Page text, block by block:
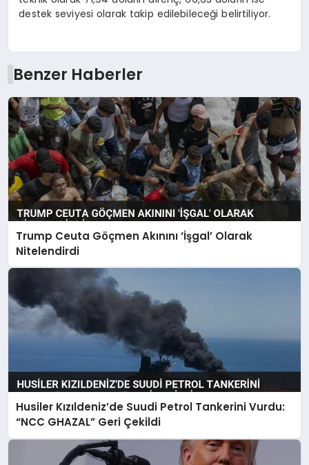
destek seviyesi olarak takip edilebileceği belirtiliyor.
Benzer Haberler
Trump Ceuta Göçmen Akınını ‘İşgal’ Olarak
Nitelendirdi
Husiler Kızıldeniz’de Suudi Petrol Tankerini Vurdu:
“NCC GHAZAL” Geri Çekildi